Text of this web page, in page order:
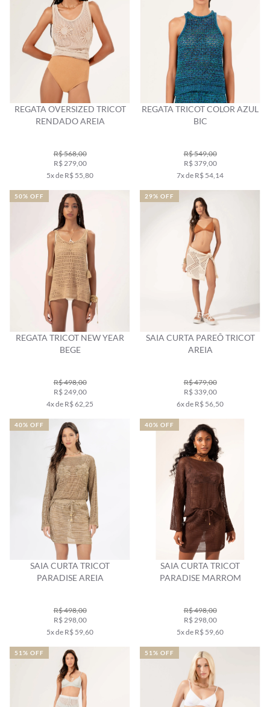
REGATA OVERSIZED TRICOT
RENDADO AREIA
R$ 568,00
R$ 279,00
5x de R$ 55,80
REGATA TRICOT COLOR AZUL
BIC
R$ 549,00
R$ 379,00
7x de R$ 54,14
REGATA TRICOT NEW YEAR
BEGE
R$ 498,00
R$ 249,00
4x de R$ 62,25
50% OFF
SAIA CURTA PAREÔ TRICOT
AREIA
R$ 479,00
R$ 339,00
6x de R$ 56,50
29% OFF
SAIA CURTA TRICOT
PARADISE AREIA
R$ 498,00
R$ 298,00
5x de R$ 59,60
40% OFF
SAIA CURTA TRICOT
PARADISE MARROM
R$ 498,00
R$ 298,00
5x de R$ 59,60
40% OFF
51% OFF 51% OFF